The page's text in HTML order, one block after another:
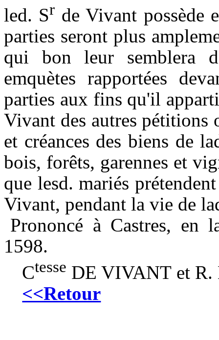
led. Sr de Vivant possède
parties seront plus
qui bon leur semblera
emquètes rapportées
parties aux fins qu'il
Vivant des autres pétitions
et créances des biens de
bois, forêts, garennes et
que lesd.mariés
Vivant, pendant la vie de
Prononcé à Castres, en
1598.
Ctesse DE VIVANT et
<<Retour